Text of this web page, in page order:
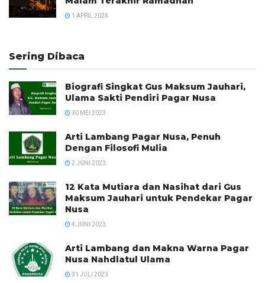
1 APRIL 2024
Sering Dibaca
Biografi Singkat Gus Maksum Jauhari,
Ulama Sakti Pendiri Pagar Nusa
30 MEI 2023
Arti Lambang Pagar Nusa, Penuh
Dengan Filosofi Mulia
2 JUNI 2023
12 Kata Mutiara dan Nasihat dari Gus
Maksum Jauhari untuk Pendekar Pagar
Nusa
4 JUNI 2023
Arti Lambang dan Makna Warna Pagar
Nusa Nahdlatul Ulama
31 JULI 2023